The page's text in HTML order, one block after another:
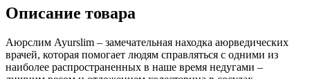
Описание товара
Аюрслим Ayurslim – замечательная находка аюрведических
врачей, которая помогает людям справляться с одними из
наиболее распространенных в наше время недугами –